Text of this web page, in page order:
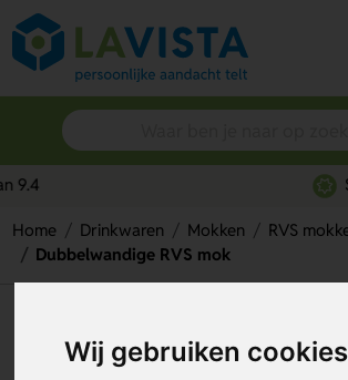
Wij gebruiken cookies
Snelle persoonlijke
Home Drinkwaren Mokken
RVS
Dubbelwandige RVS mok
Artikelnummer:298354